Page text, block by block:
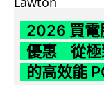
2026 買電
優惠 從極
的高效能